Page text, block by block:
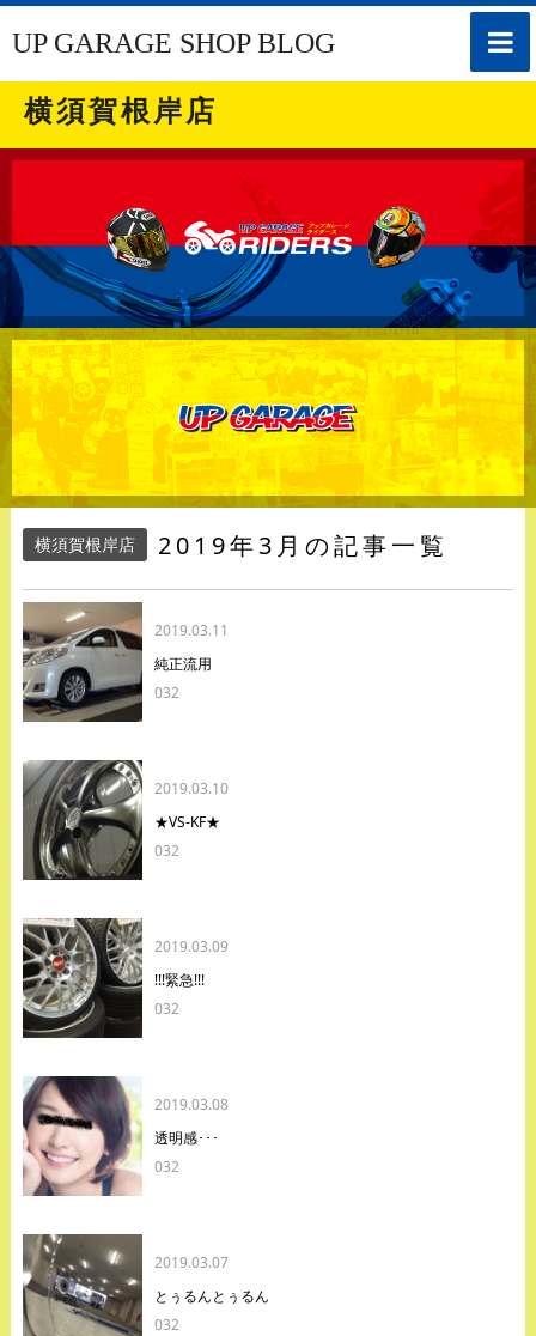
toggle
UP GARAGE SHOP BLOG
横須賀根岸店
横須賀根岸店 2019年3月の記事一覧
2019.03.11
純正流用
032
2019.03.10
★VS-KF★
032
2019.03.09
!!!緊急!!!
032
2019.03.08
透明感･･･
032
2019.03.07
とぅるんとぅるん
032